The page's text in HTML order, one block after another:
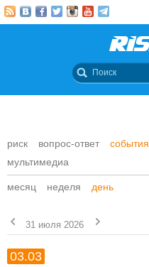
риск вопрос-ответ события
мультимедиа
месяц неделя день
31 июля 2026
03.03